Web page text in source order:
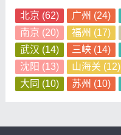
北京 (62) 广州 (24)
南京 (20) 福州 (17)
武汉 (14) 三峡(14)
沈阳 (13) 山海关 (12)
大同 (10) 苏州 (10)